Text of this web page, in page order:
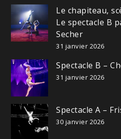
Le chapiteau,
Le spectacle B
Secher
31 janvier 2026
Spectacle B –
31 janvier 2026
Spectacle A –
30 janvier 2026